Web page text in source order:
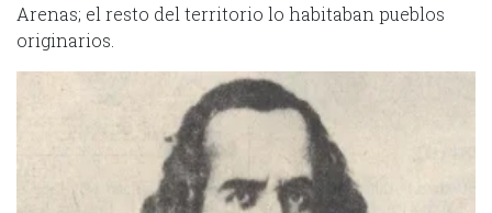
Arenas; el resto del territorio lo habitaban pueblos
originarios.